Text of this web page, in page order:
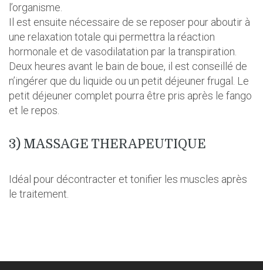
l’organisme.
Il est ensuite nécessaire de se reposer pour aboutir à
une relaxation totale qui permettra la réaction
hormonale et de vasodilatation par la transpiration.
Deux heures avant le bain de boue, il est conseillé de
n’ingérer que du liquide ou un petit déjeuner frugal. Le
petit déjeuner complet pourra être pris après le fango
et le repos.
3) MASSAGE THERAPEUTIQUE
Idéal pour décontracter et tonifier les muscles après
le traitement.